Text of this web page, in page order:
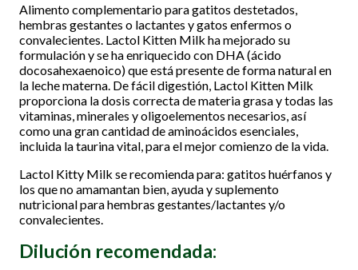
Alimento complementario para gatitos destetados,
hembras gestantes o lactantes y gatos enfermos o
convalecientes. Lactol Kitten Milk ha mejorado su
formulación y se ha enriquecido con DHA (ácido
docosahexaenoico) que está presente de forma natural en
la leche materna. De fácil digestión, Lactol Kitten Milk
proporciona la dosis correcta de materia grasa y todas las
vitaminas, minerales y oligoelementos necesarios, así
como una gran cantidad de aminoácidos esenciales,
incluida la taurina vital, para el mejor comienzo de la vida.
Lactol Kitty Milk se recomienda para: gatitos huérfanos y
los que no amamantan bien, ayuda y suplemento
nutricional para hembras gestantes/lactantes y/o
convalecientes.
Dilución recomendada: